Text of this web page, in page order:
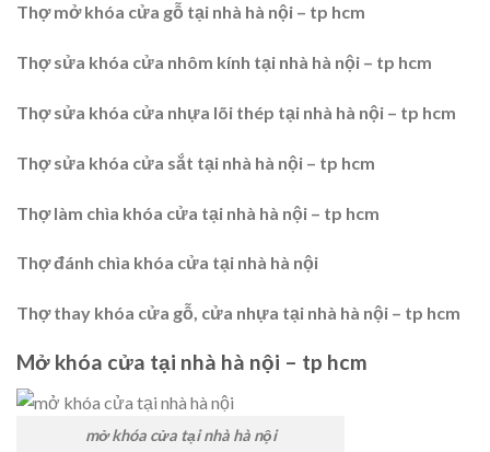
Thợ mở khóa cửa gỗ tại nhà hà nội – tp hcm
Thợ sửa khóa cửa nhôm kính tại nhà hà nội – tp hcm
Thợ sửa khóa cửa nhựa lõi thép tại nhà hà nội – tp hcm
Thợ sửa khóa cửa sắt tại nhà hà nội – tp hcm
Thợ làm chìa khóa cửa tại nhà hà nội – tp hcm
Thợ đánh chìa khóa cửa tại nhà hà nội
Thợ thay khóa cửa gỗ, cửa nhựa tại nhà hà nội – tp hcm
Mở khóa cửa tại nhà hà nội – tp hcm
mở khóa cửa tại nhà hà nội